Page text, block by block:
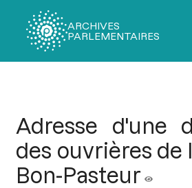
ARCHIVES
PARLEMENTAIRES
Adresse d'une
des ouvrières de
Bon-Pasteur